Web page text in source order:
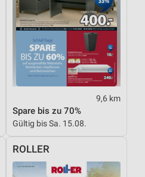
9,6 km
Spare bis zu 70%
Gültig bis Sa. 15.08.
ROLLER